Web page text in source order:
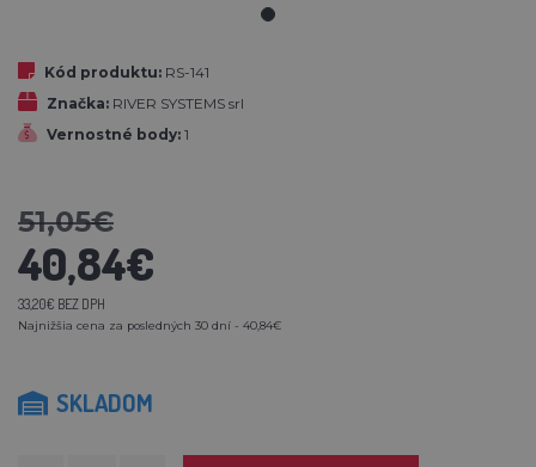
Kód produktu: RS-141
Značka: RIVER SYSTEMS srl
Vernostné body: 1
51,05€
40,84€
33,20€ BEZ DPH
Najnižšia cena za posledných 30 dní - 40,84€
SKLADOM